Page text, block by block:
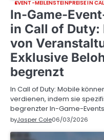
EVENT-MEILENSTEINPREISE IN
In-Game-
in Call of
von
Exklusive
begrenzt
In Call of Duty: Mobile
verdienen, indem sie
begrenzter In-Game-
byJasper Cole06/03/2026